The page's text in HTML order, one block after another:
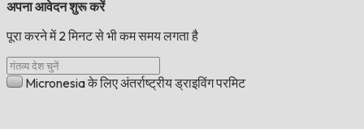
अपना आवेदन शुरू करें
पूरा करने में 2 मिनट से भी कम समय लगता है
Micronesia के लिए अंतर्राष्ट्रीय ड्राइविंग परमिट